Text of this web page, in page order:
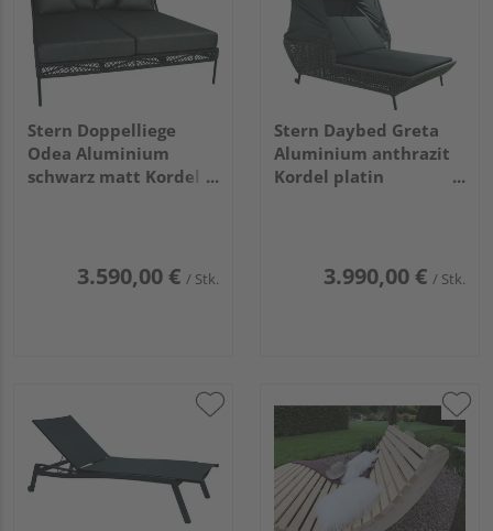
Stern Doppelliege
Odea Aluminium
schwarz matt Kordel
3.590,00 € / Stk.
Stern Daybed Greta
Aluminium anthrazit
Kordel platin
3.990,00 € / Stk.